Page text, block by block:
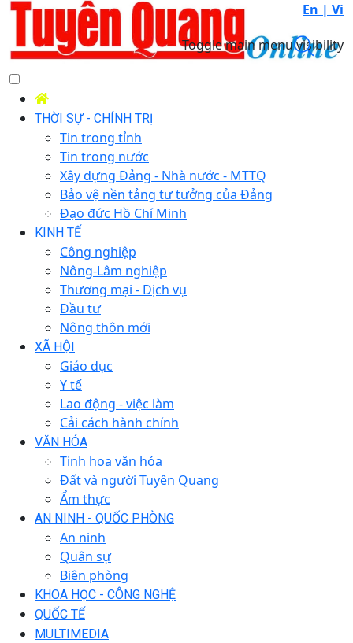
En | Vi
Toggle main menu visibility
THỜI SỰ - CHÍNH TRỊ
Tin trong tỉnh
Tin trong nước
Xây dựng Đảng - Nhà nước - MTTQ
Bảo vệ nền tảng tư tưởng của Đảng
Đạo đức Hồ Chí Minh
KINH TẾ
Công nghiệp
Nông-Lâm nghiệp
Thương mại - Dịch vụ
Đầu tư
Nông thôn mới
XÃ HỘI
Giáo dục
Y tế
Lao động - việc làm
Cải cách hành chính
VĂN HÓA
Tinh hoa văn hóa
Đất và người Tuyên Quang
Ẩm thực
AN NINH - QUỐC PHÒNG
An ninh
Quân sự
Biên phòng
KHOA HỌC - CÔNG NGHỆ
QUỐC TẾ
MULTIMEDIA